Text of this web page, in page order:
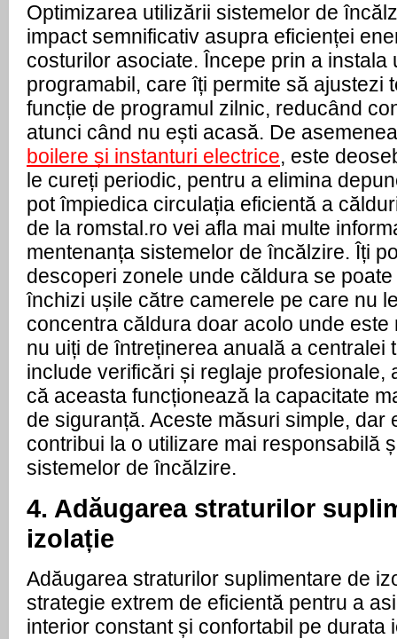
Optimizarea utilizării sistemelor de
impact semnificativ asupra eficienței
costurilor asociate. Începe prin a instala
programabil, care îți permite să ajustezi
funcție de programul zilnic, reducând
atunci când nu ești acasă. De
boilere și instanturi electrice, este
le cureți periodic, pentru a elimina
pot împiedica circulația eficientă a
de la romstal.ro vei afla mai multe
mentenanța sistemelor de încălzire. Îți
descoperi zonele unde căldura se
închizi ușile către camerele pe care nu
concentra căldura doar acolo unde este
nu uiți de întreținerea anuală a centralei
include verificări și reglaje profesionale,
că aceasta funcționează la capacitate
de siguranță. Aceste măsuri simple, dar
contribui la o utilizare mai responsabilă
sistemelor de încălzire.
4. Adăugarea straturilor
izolație
Adăugarea straturilor suplimentare de
strategie extrem de eficientă pentru a
interior constant și confortabil pe durata